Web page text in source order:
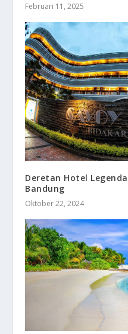
Februari 11, 2025
Deretan Hotel
Bandung
Oktober 22, 2024